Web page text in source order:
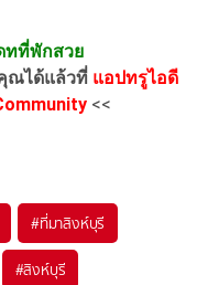
ทที่พักสวย
ณได้แล้วที่ แอปทรูไอดี
<<
#ที่มาสิงห์บุรี
#สิงห์บุรี